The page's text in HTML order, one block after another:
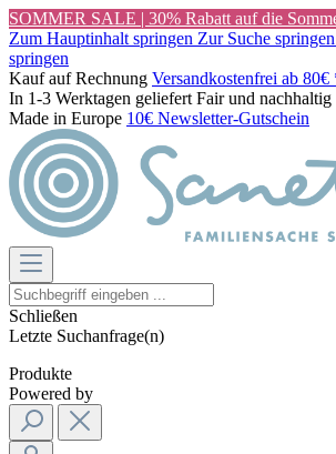
SOMMER SALE | 30% Rabatt auf die
Zum Hauptinhalt springen Zur Suche springen
springen
Kauf auf Rechnung Versandkostenfrei ab 80€
In 1-3 Werktagen geliefert Fair und nachhaltig
Made in Europe 10€ Newsletter-Gutschein
Schließen
Letzte Suchanfrage(n)
Produkte
Powered by